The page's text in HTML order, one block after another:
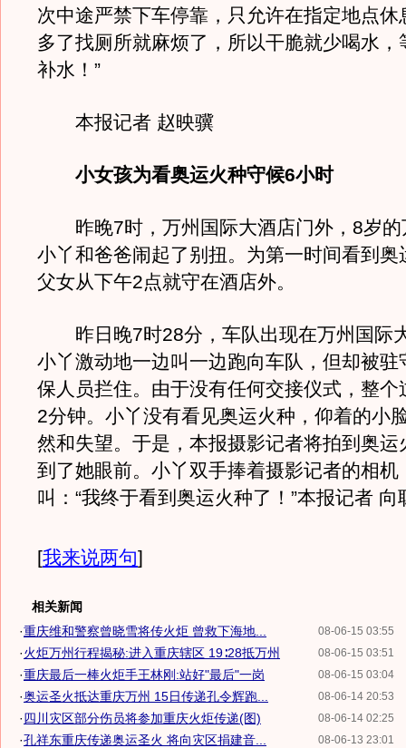
次中途严禁下车停靠，只允许在指定地点休
多了找厕所就麻烦了，所以干脆就少喝水，
补水！”
本报记者 赵映骥
小女孩为看奥运火种守候6小时
昨晚7时，万州国际大酒店门外，8岁的
小丫和爸爸闹起了别扭。为第一时间看到奥
父女从下午2点就守在酒店外。
昨日晚7时28分，车队出现在万州国际
小丫激动地一边叫一边跑向车队，但却被驻
保人员拦住。由于没有任何交接仪式，整个
2分钟。小丫没有看见奥运火种，仰着的小
然和失望。于是，本报摄影记者将拍到奥运
到了她眼前。小丫双手捧着摄影记者的相机
叫：“我终于看到奥运火种了！”本报记
[我来说两句]
相关新闻
08-06-15 03:55
·重庆维和警察曾晓雪将传火炬 曾救下海地...
08-06-15 03:51
·火炬万州行程揭秘:进入重庆辖区 19∶28抵万州
08-06-15 03:04
·重庆最后一棒火炬手王林刚:站好"最后"一岗
08-06-14 20:53
·奥运圣火抵达重庆万州 15日传递孔令辉跑...
08-06-14 02:25
·四川灾区部分伤员将参加重庆火炬传递(图)
08-06-13 23:01
·孔祥东重庆传递奥运圣火 将向灾区捐建音...